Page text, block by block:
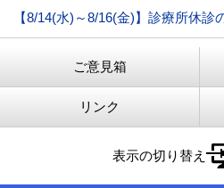
【8/14(水)～8/16(金)】診療所休診
ご意見箱
リンク
表示の切り替え